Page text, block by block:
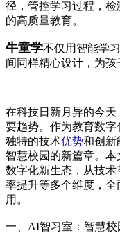
径，管控学习过程，
的高质量教育。
牛童学不仅用智能学
间同样精心设计，为孩
在科技日新月异的今
要趋势。作为教育数字
独特的技术优势和创新
智慧校园的新篇章。
数字化新生态，从技术
率提升等多个维度，
用。
一、AI智习室：智慧